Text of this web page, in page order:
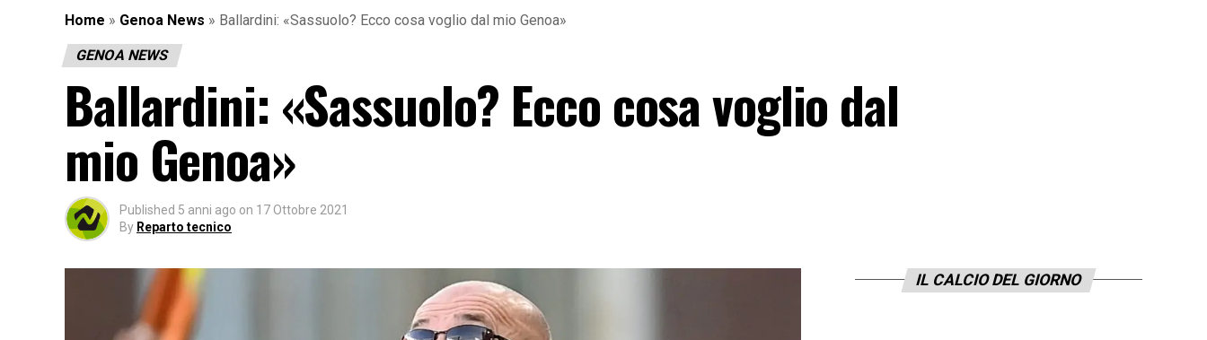
Home » Genoa News » Ballardini: «Sassuolo? Ecco cosa voglio dal mio Genoa»
GENOA NEWS
Ballardini: «Sassuolo? Ecco cosa voglio dal
mio Genoa»
Published 5 anni ago on 17 Ottobre 2021
By Reparto tecnico
IL CALCIO DEL GIORNO